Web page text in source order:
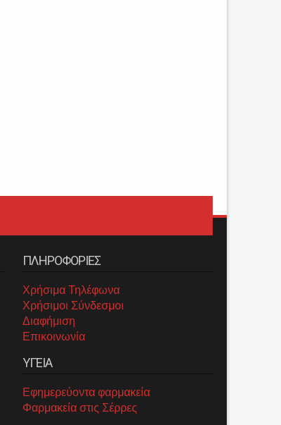
ΠΛΗΡΟΦΟΡΙΕΣ
Χρήσιμα Τηλέφωνα
Χρήσιμοι Σύνδεσμοι
Διαφήμιση
Επικοινωνία
ΥΓΕΙΑ
Εφημερεύοντα φαρμακεία
Φαρμακεία στις Σέρρες